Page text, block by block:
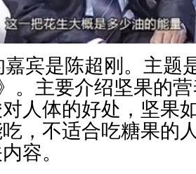
嘉宾是陈超刚。主题
。主要介绍坚果的
人体的好处，坚果
，不适合吃糖果的
容。